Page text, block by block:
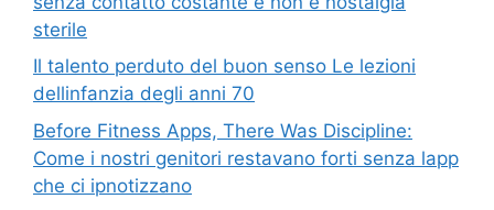
sterile
Il talento perduto del buon senso Le lezioni
dellinfanzia degli anni 70
Before Fitness Apps, There Was Discipline:
Come i nostri genitori restavano forti senza lapp
che ci ipnotizzano